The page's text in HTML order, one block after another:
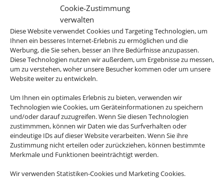
Cookie-Zustimmung
verwalten
Diese Website verwendet Cookies und Targeting Technologien, um
Ihnen ein besseres Internet-Erlebnis zu ermöglichen und die
Werbung, die Sie sehen, besser an Ihre Bedürfnisse anzupassen.
Diese Technologien nutzen wir außerdem, um Ergebnisse zu messen,
um zu verstehen, woher unsere Besucher kommen oder um unsere
Website weiter zu entwickeln.
Um Ihnen ein optimales Erlebnis zu bieten, verwenden wir
Technologien wie Cookies, um Geräteinformationen zu speichern
und/oder darauf zuzugreifen. Wenn Sie diesen Technologien
zustimmmen, können wir Daten wie das Surfverhalten oder
eindeutige IDs auf dieser Website verarbeiten. Wenn Sie ihre
Zustimmung nicht erteilen oder zurückziehen, können bestimmte
Merkmale und Funktionen beeinträchtigt werden.
Wir verwenden Statistiken-Cookies und Marketing Cookies.
Buchen Sie jetzt Ihre perfekte Reise!
Z
Sicherheit
Bei einer Pauschalreise sind Sie in sämtlichen Belangen
abgesichert, beispielsweise bei Flugverspätungen oder
Reisewarnungen – ein klarer Vorteil!
Z